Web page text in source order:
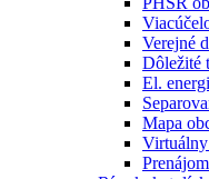
Verejné
Dôležité
El.
Mapa